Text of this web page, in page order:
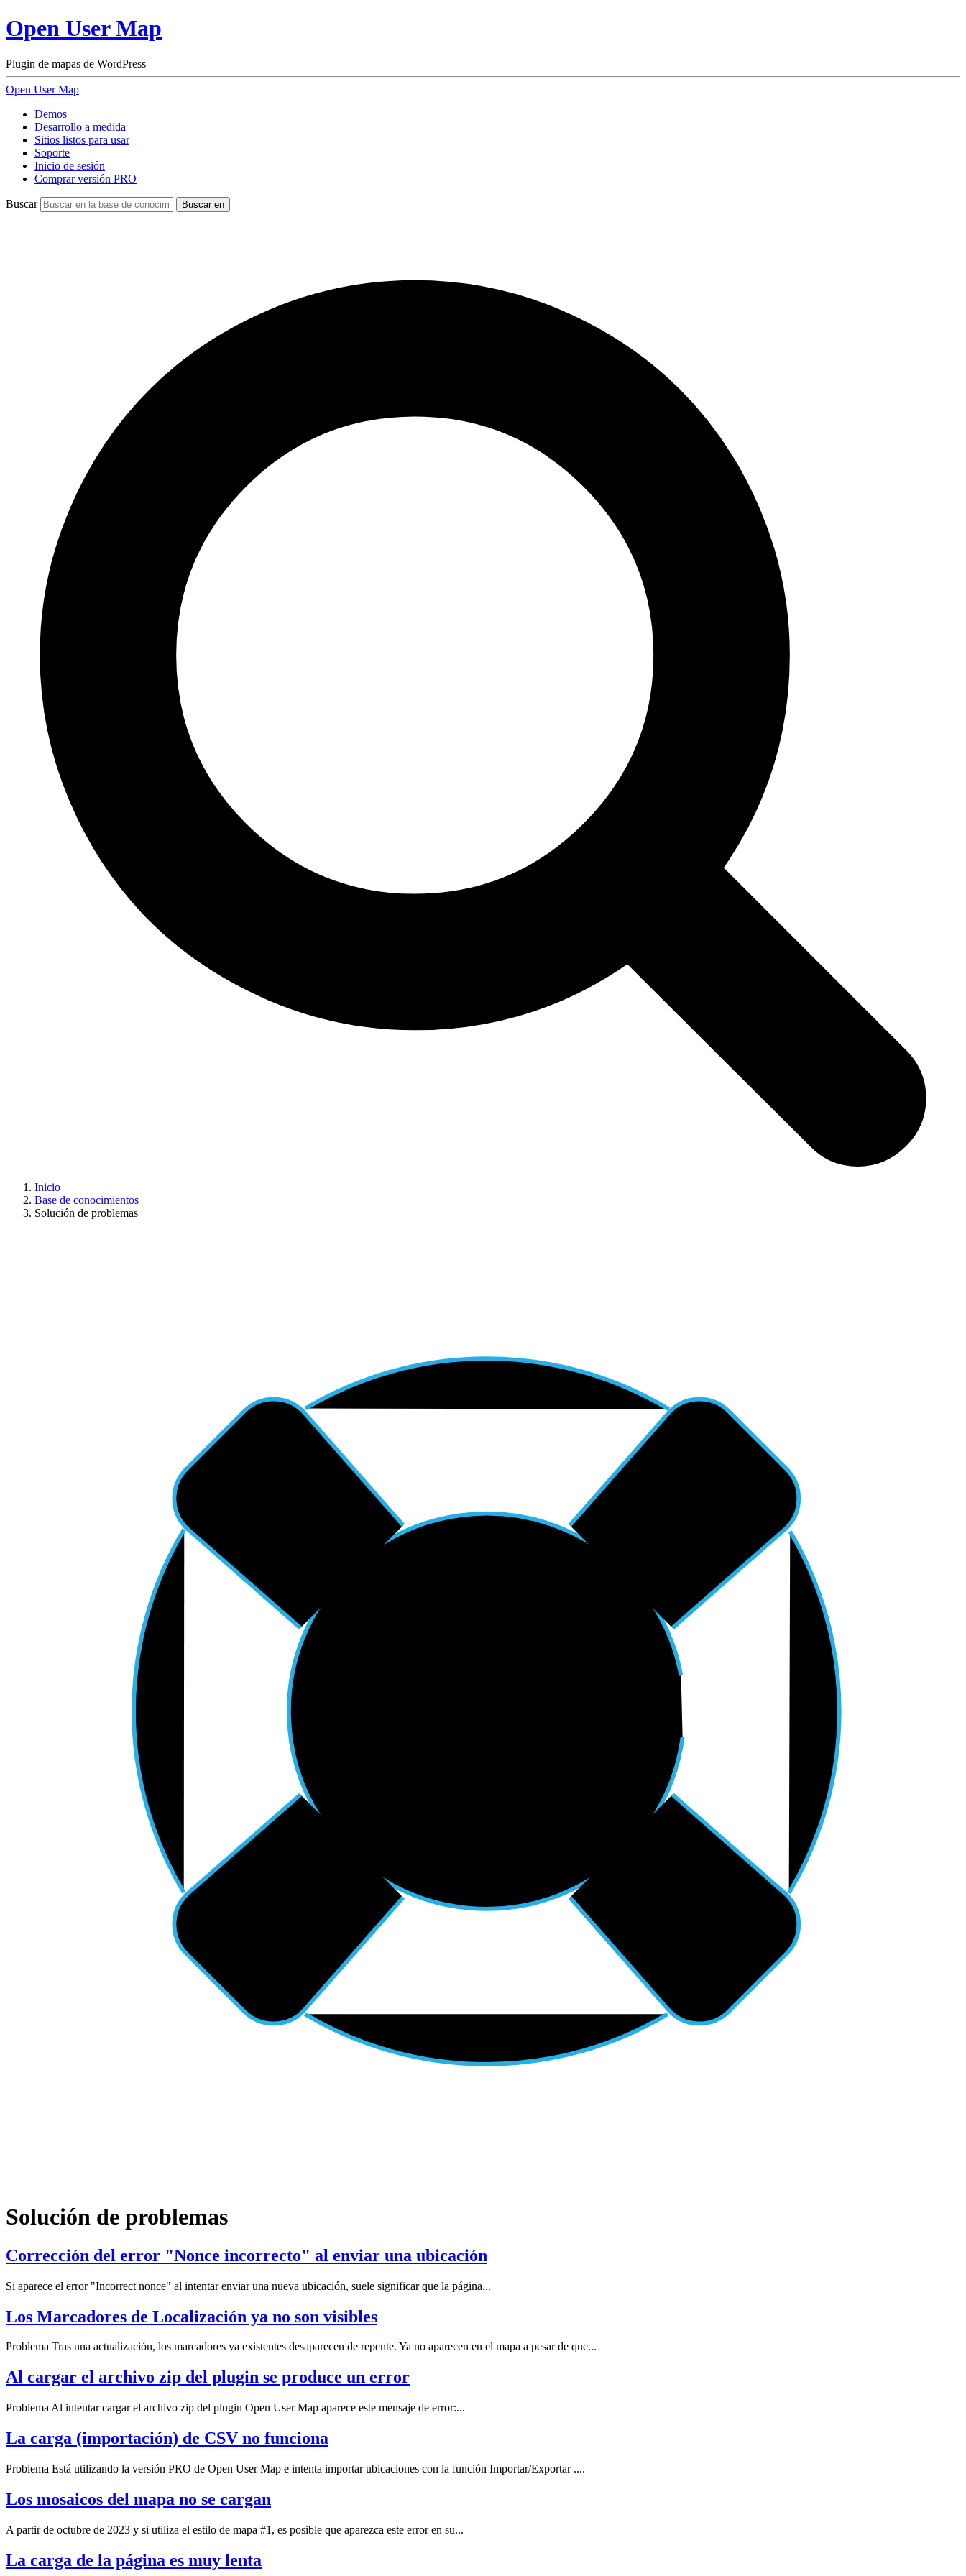
Open User Map
Plugin de mapas de WordPress
Open User Map
Demos
Desarrollo a medida
Sitios listos para usar
Soporte
Inicio de sesión
Comprar versión PRO
Buscar Buscar en
Inicio
Base de conocimientos
Solución de problemas
Solución de problemas
Corrección del error "Nonce incorrecto" al enviar una ubicación
Si aparece el error "Incorrect nonce" al intentar enviar una nueva ubicación, suele significar que la página...
Los Marcadores de Localización ya no son visibles
Problema Tras una actualización, los marcadores ya existentes desaparecen de repente. Ya no aparecen en el mapa a pesar de que...
Al cargar el archivo zip del plugin se produce un error
Problema Al intentar cargar el archivo zip del plugin Open User Map aparece este mensaje de error:...
La carga (importación) de CSV no funciona
Problema Está utilizando la versión PRO de Open User Map e intenta importar ubicaciones con la función Importar/Exportar ....
Los mosaicos del mapa no se cargan
A partir de octubre de 2023 y si utiliza el estilo de mapa #1, es posible que aparezca este error en su...
La carga de la página es muy lenta